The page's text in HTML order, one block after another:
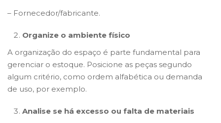
– Fornecedor/fabricante.
Organize o ambiente físico
A organização do espaço é parte fundamental para
gerenciar o estoque. Posicione as peças segundo
algum critério, como ordem alfabética ou demanda
de uso, por exemplo.
Analise se há excesso ou falta de materiais